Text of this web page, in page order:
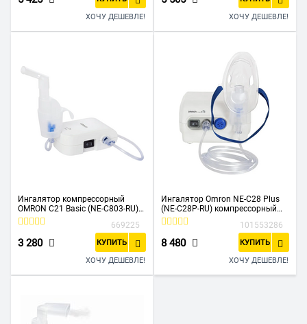
ХОЧУ ДЕШЕВЛЕ! ХОЧУ ДЕШЕВЛЕ!
Ингалятор компрессорный
OMRON С21 Basic (NE-C803-RU)
белый
669225
3 280 КУПИТЬ
ХОЧУ ДЕШЕВЛЕ!
Ингалятор Omron NE-C28 Plus
(NE-C28P-RU) компрессорный
стационарный белый
101553286
8 480 КУПИТЬ
ХОЧУ ДЕШЕВЛЕ!